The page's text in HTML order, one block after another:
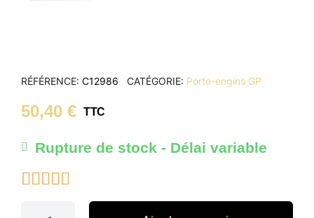
RÉFÉRENCE C12986 CATÉGORIE Porte-engins GP
50,40 € TTC
Rupture de stock - Délai variable
